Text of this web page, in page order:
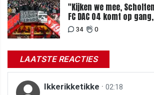
"Kijken we mee,
FC DAC 04 komt op
blij met ticketprijzen
34 0
LAATSTE REACTIES
Ikkerikketikke · 02:18